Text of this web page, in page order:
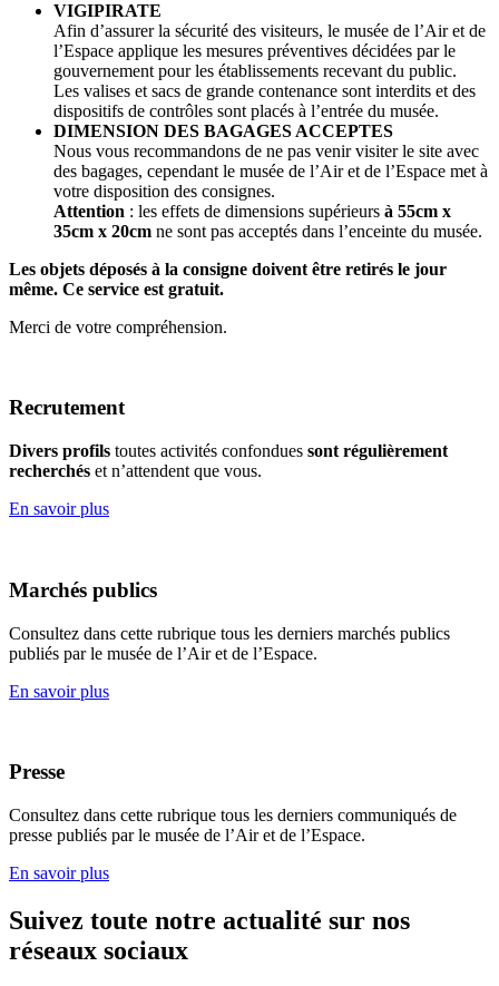
VIGIPIRATE
Afin d’assurer la sécurité des visiteurs, le musée de l’Air et de
l’Espace applique les mesures préventives décidées par le
gouvernement pour les établissements recevant du public.
Les valises et sacs de grande contenance sont interdits et des
dispositifs de contrôles sont placés à l’entrée du musée.
DIMENSION DES BAGAGES ACCEPTES
Nous vous recommandons de ne pas venir visiter le site avec
des bagages, cependant le musée de l’Air et de l’Espace met à
votre disposition des consignes.
Attention : les effets de dimensions supérieurs à 55cm x
35cm x 20cm ne sont pas acceptés dans l’enceinte du musée.
Les objets déposés à la consigne doivent être retirés le jour
même. Ce service est gratuit.
Merci de votre compréhension.
Recrutement
Divers profils toutes activités confondues sont régulièrement
recherchés et n’attendent que vous.
En savoir plus
Marchés publics
Consultez dans cette rubrique tous les derniers marchés publics
publiés par le musée de l’Air et de l’Espace.
En savoir plus
Presse
Consultez dans cette rubrique tous les derniers communiqués de
presse publiés par le musée de l’Air et de l’Espace.
En savoir plus
Suivez toute notre actualité sur nos
réseaux sociaux